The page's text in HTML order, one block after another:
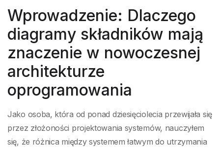
składników UML za
pomocą Visual
Paradigm
Wprowadzenie: Dlaczego
diagramy składników mają
znaczenie w nowoczesnej
architekturze
oprogramowania
Jako osoba, która od ponad dziesięciolecia przewijała się
przez złożoności projektowania systemów, nauczyłem
się, że różnica między systemem łatwym do utrzymania